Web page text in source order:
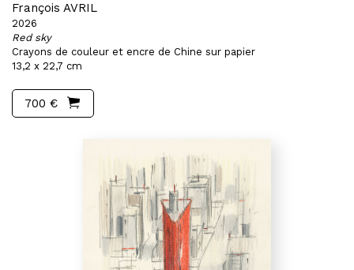
François AVRIL
2026
Red sky
Crayons de couleur et encre de Chine sur papier
13,2 x 22,7 cm
700 €